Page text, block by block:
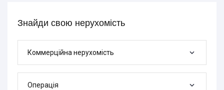
Знайди свою нерухомість
Коммерційна нерухомість
Операція